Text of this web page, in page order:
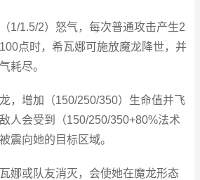
1/1.5/2）怒气，每次普通攻击产生2
点时，希瓦娜可施放魔龙降世，并
耗尽。
，增加（150/250/350）生命值并飞
人会受到（150/250/350+80%法术
震向她的目标区域。
娜或队友消灭，会使她在魔龙形态